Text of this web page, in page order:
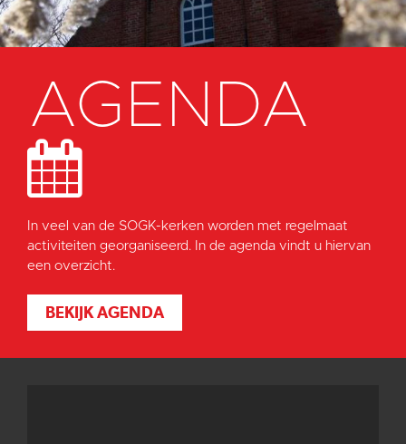
AGENDA
In veel van de SOGK-kerken worden met regelmaat
activiteiten georganiseerd. In de agenda vindt u hiervan
een overzicht.
BEKIJK AGENDA